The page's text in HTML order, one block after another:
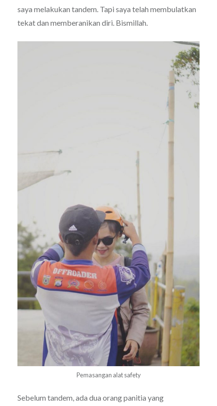
saya melakukan tandem. Tapi saya telah membulatkan
tekat dan memberanikan diri. Bismillah.
Pemasangan alat safety
Sebelum tandem, ada dua orang panitia yang